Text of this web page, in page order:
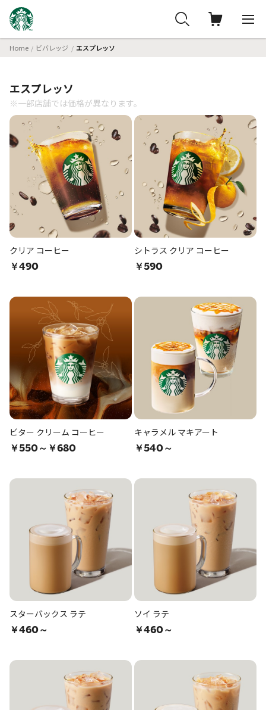
Home ビバレッジ エスプレッソ
エスプレッソ
※一部店舗では価格が異なります。
クリア コーヒー
￥490
シトラス クリア コーヒー
￥590
ビター クリーム コーヒー
￥550～￥680
キャラメル マキアート
￥540～
スターバックス ラテ
￥460～
ソイ ラテ
￥460～